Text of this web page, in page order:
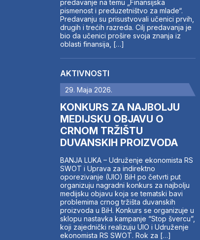
predavanje na temu „Finansijska
pismenost i preduzetništvo za mlade“.
Predavanju su prisustvovali učenici prvih,
drugih i trećih razreda. Cilj predavanja je
bio da učenici prošire svoja znanja iz
oblasti finansija, […]
AKTIVNOSTI
29. Maja 2026.
KONKURS ZA NAJBOLJU
MEDIJSKU OBJAVU O
CRNOM TRŽIŠTU
DUVANSKIH PROIZVODA
BANJA LUKA – Udruženje ekonomista RS
SWOT i Uprava za indirektno
oporezivanje (UIO) BiH po četvrti put
organizuju nagradni konkurs za najbolju
medijsku objavu koja se tematski bavi
problemima crnog tržišta duvanskih
proizvoda u BiH. Konkurs se organizuje u
sklopu nastavka kampanje “Stop švercu”,
koji zajednički realizuju UIO i Udruženje
ekonomista RS SWOT. Rok za […]